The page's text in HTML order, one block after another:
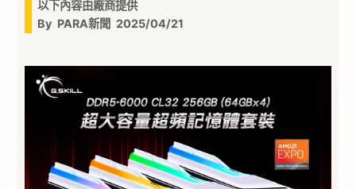
以下內容由廠商提供
By PARA新聞 2025/04/21